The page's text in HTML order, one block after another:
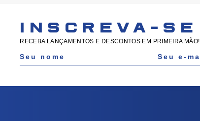
INSCREVA-SE
RECEBA LANÇAMENTOS E DESCONTOS EM PRIMEIRA MÃO!